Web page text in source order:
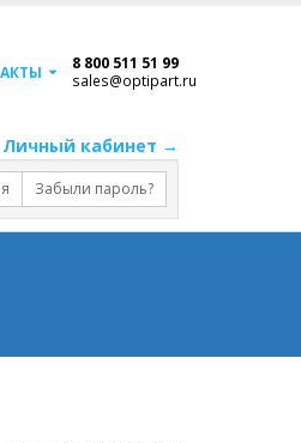
8 800 511 51 99
sales@optipart.ru
Личный кабинет →
Забыли пароль?